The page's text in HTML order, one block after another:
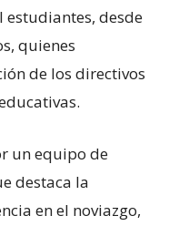
desde
quienes
de los directivos
un equipo de
destaca la
en el noviazgo,